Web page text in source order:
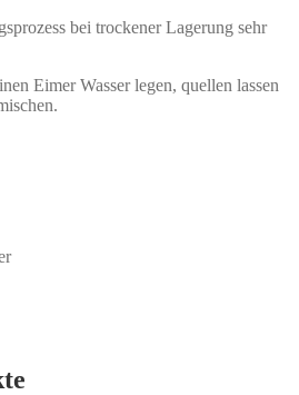
bei trockener Lagerung sehr
Eimer Wasser legen, quellen lassen